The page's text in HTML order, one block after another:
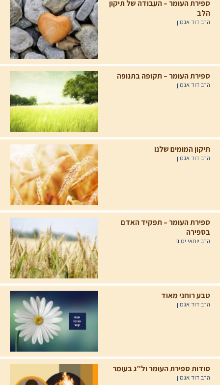
ספירת העומר – העבודה של תיקון
הלב
הרב דוד אגמון
ספירת העומר – תקופה בתנופה
הרב דוד אגמון
תיקון המומים שלנו
הרב דוד אגמון
ספירת העומר – תפקיד האדם
בספירה
הרב יוחאי ימיני
טבע רוחני מאוד
הרב דוד אגמון
סודות ספירת העומר ול”ג בעומר
הרב דוד אגמון